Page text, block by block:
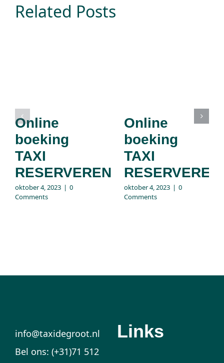
Related Posts
Online
boeking
TAXI
RESERVEREN
oktober 4, 2023 | 0
Comments
Online
boeking
TAXI
RESERVEREN
oktober 4, 2023 | 0
Comments
info@taxidegroot.nl
Bel ons: (+31)71 512
Links